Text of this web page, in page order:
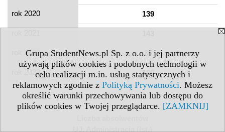
Grupa StudentNews.pl Sp. z o.o. i jej partnerzy
używają plików cookies i podobnych technologii w
celu realizacji m.in. usług statystycznych i
reklamowych zgodnie z Polityką Prywatności. Możesz
określić warunki przechowywania lub dostępu do
plików cookies w Twojej przeglądarce. [ZAMKNIJ]
rok 2020 139
rok 2022 85
rok 2023 108